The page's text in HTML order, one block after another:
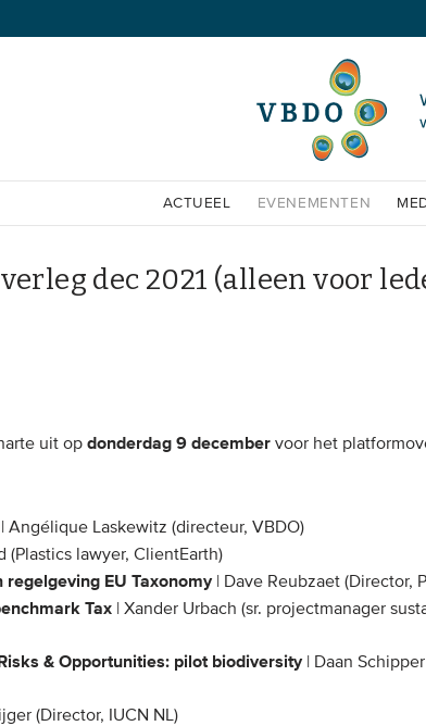
ACTUEEL EVENEMENTEN
dec 2021 (alleen voor
uit op donderdag 9 december voor het
| Angélique Laskewitz (directeur, VBDO)
(Plastics lawyer, ClientEarth)
EU Taxonomy | Dave Reubzaet (Director,
Tax
| Xander Urbach (sr. projectmanager
& Opportunities: pilot biodiversity | Daan
(Director, IUCN NL)